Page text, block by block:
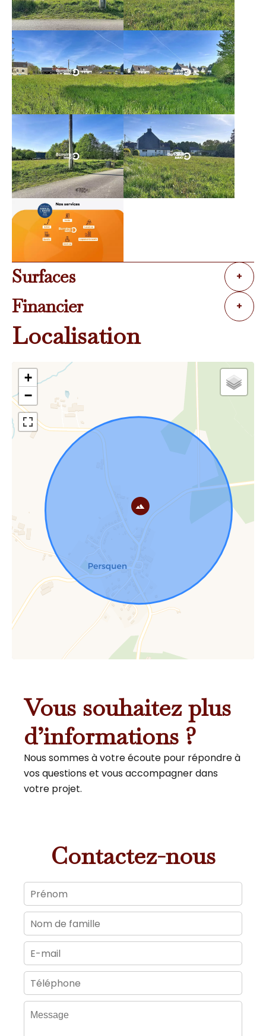
Surfaces +
Financier +
Localisation
+
−
Vous souhaitez plus
d’informations ?
Nous sommes à votre écoute pour répondre à
vos questions et vous accompagner dans
votre projet.
Contactez-nous